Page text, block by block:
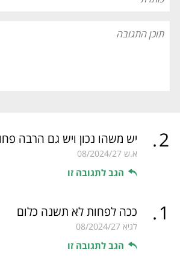
2
. יש משהו נכון ויש גם הרבה
א.ש 08/2024/27
הגב לתגובה זו
1
. ככה לפחות לא תשנה כלום
לגיא 08/2024/27
הגב לתגובה זו